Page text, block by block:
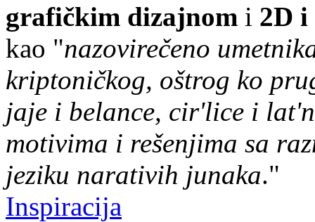
grafičkim dizajnom i 2D i
kao "nazovirečeno
kriptoničkog, oštrog ko
jaje i belance, cir'lice i
motivima i rešenjima sa
jeziku narativih junaka."
Inspiracija